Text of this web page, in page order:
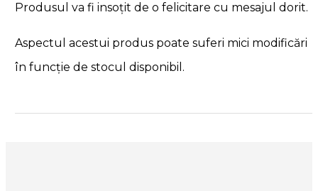
Produsul va fi insoțit de o felicitare cu mesajul dorit.
Aspectul acestui produs poate suferi mici modificări
în funcție de stocul disponibil.